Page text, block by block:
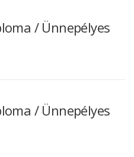
/ Ünnepélyes
/ Ünnepélyes